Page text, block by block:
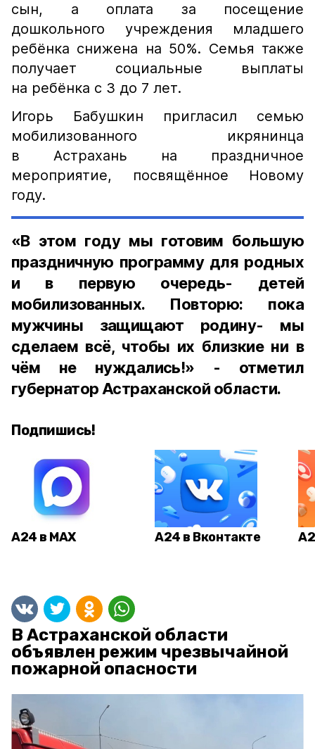
сын, а оплата за посещение
дошкольного учреждения младшего
ребёнка снижена на 50%. Семья также
получает социальные выплаты
на ребёнка с 3 до 7 лет.
Игорь Бабушкин пригласил семью
мобилизованного икрянинца
в Астрахань на праздничное
мероприятие, посвящённое Новому
году.
«В этом году мы готовим большую
праздничную программу для родных
и в первую очередь- детей
мобилизованных. Повторю: пока
мужчины защищают родину- мы
сделаем всё, чтобы их близкие ни в
чём не нуждались!» - отметил
губернатор Астраханской области.
Подпишись!
А24 в MAX А24 в Вконтакте
В Астраханской области
объявлен режим чрезвычайной
пожарной опасности